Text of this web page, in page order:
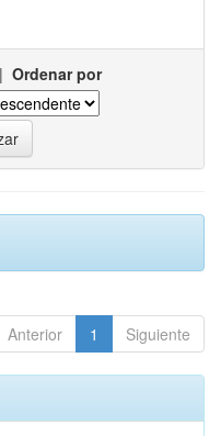
| Ordenar por
Anterior 1 Siguiente